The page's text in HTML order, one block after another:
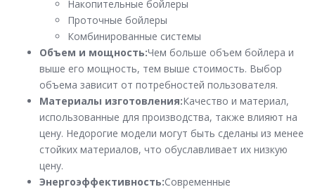
Накопительные бойлеры
Проточные бойлеры
Комбинированные системы
Объем и мощность:Чем больше объем бойлера и
выше его мощность, тем выше стоимость. Выбор
объема зависит от потребностей пользователя.
Материалы изготовления:Качество и материал,
использованные для производства, также влияют на
цену. Недорогие модели могут быть сделаны из менее
стойких материалов, что обуславливает их низкую
цену.
Энергоэффективность:Современные